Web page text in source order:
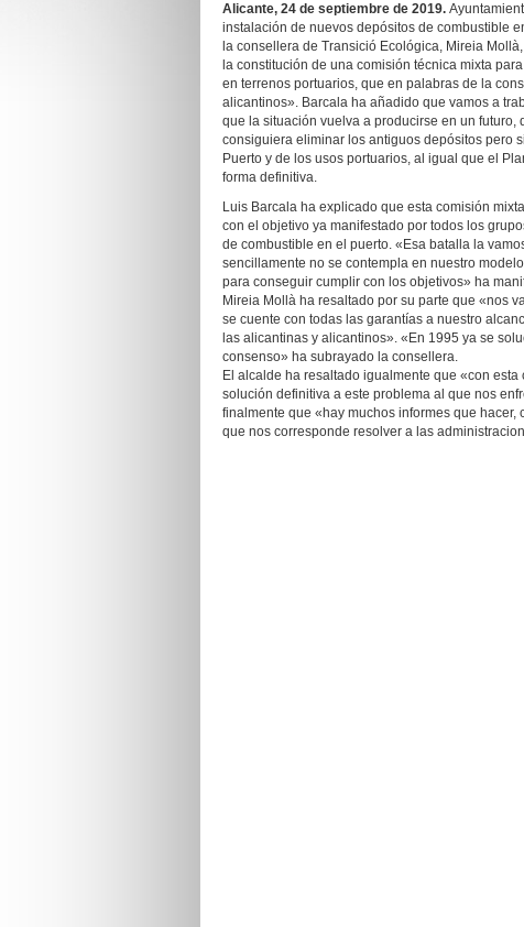
Alicante, 24 de septiembre de 2019.
instalación de nuevos depósitos de combustible
la consellera de Transició Ecológica, Mireia
la constitución de una comisión técnica mixta
en terrenos portuarios, que en palabras de la
alicantinos». Barcala ha añadido que vamos a
que la situación vuelva a producirse en un
consiguiera eliminar los antiguos depósitos pero
Puerto y de los usos portuarios, al igual que el
forma definitiva.
Luis Barcala ha explicado que esta comisión
con el objetivo ya manifestado por todos los
de combustible en el puerto. «Esa batalla la
sencillamente no se contempla en nuestro
para conseguir cumplir con los objetivos» ha
Mireia Mollà ha resaltado por su parte que «nos
se cuente con todas las garantías a nuestro
las alicantinas y alicantinos». «En 1995 ya se
consenso» ha subrayado la consellera.
El alcalde ha resaltado igualmente que «con
solución definitiva a este problema al que nos
finalmente que «hay muchos informes que
que nos corresponde resolver a las